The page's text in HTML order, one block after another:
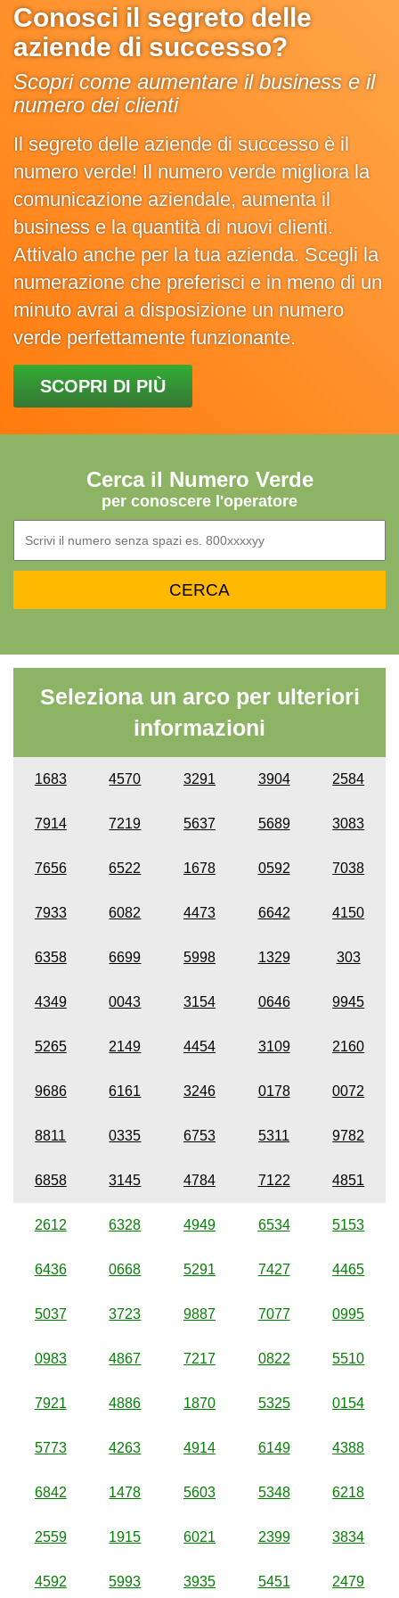
Conosci il segreto delle
aziende di successo?
Scopri come aumentare il business e il
numero dei clienti
Il segreto delle aziende di successo è il
numero verde! Il numero verde migliora la
comunicazione aziendale, aumenta il
business e la quantità di nuovi clienti.
Attivalo anche per la tua azienda. Scegli la
numerazione che preferisci e in meno di un
minuto avrai a disposizione un numero
verde perfettamente funzionante.
SCOPRI DI PIÙ
Cerca il Numero Verde
per conoscere l'operatore
Seleziona un arco per ulteriori
informazioni
1683 4570 3291 3904 2584
7914 7219 5637 5689 3083
7656 6522 1678 0592 7038
7933 6082 4473 6642 4150
6358 6699 5998 1329 303
4349 0043 3154 0646 9945
5265 2149 4454 3109 2160
9686 6161 3246 0178 0072
8811 0335 6753 5311 9782
6858 3145 4784 7122 4851
2612 6328 4949 6534 5153
6436 0668 5291 7427 4465
5037 3723 9887 7077 0995
0983 4867 7217 0822 5510
7921 4886 1870 5325 0154
5773 4263 4914 6149 4388
6842 1478 5603 5348 6218
2559 1915 6021 2399 3834
4592 5993 3935 5451 2479